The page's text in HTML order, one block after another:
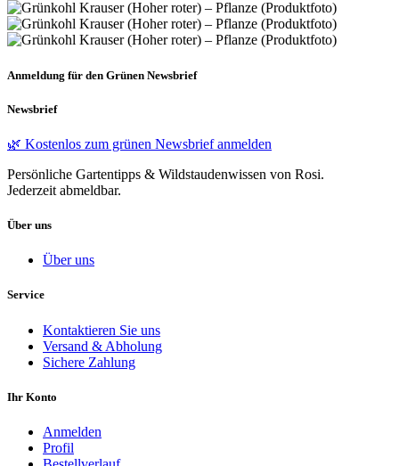
Anmeldung für den Grünen Newsbrief
Newsbrief
🌿 Kostenlos zum grünen Newsbrief anmelden
Persönliche Gartentipps & Wildstaudenwissen von Rosi.
Jederzeit abmeldbar.
Über uns
Über uns
Service
Kontaktieren Sie uns
Versand & Abholung
Sichere Zahlung
Ihr Konto
Anmelden
Profil